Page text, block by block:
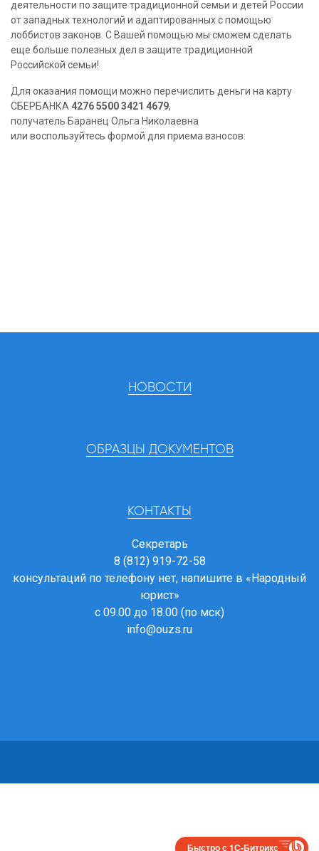
деятельности по защите традиционной семьи и детей России
от западных технологий и адаптированных с помощью
лоббистов законов. С Вашей помощью мы сможем сделать
еще больше полезных дел в защите традиционной
Российской семьи!
Для оказания помощи можно перечислить деньги на карту
СБЕРБАНКА 4276 5500 3421 4679,
получатель Баранец Ольга Николаевна
или воспользуйтесь формой для приема взносов:
НОВОСТИ
ОБРАЗЦЫ ДОКУМЕНТОВ
КОНТАКТЫ
Секретарь
8 (812) 919-72-58
консультаций по телефону нет, напишите в «Народный
юрист»
с 09.00 до 18.00 (по мск)
info@ouzs.ru
Быстро с 1С-Битрикс